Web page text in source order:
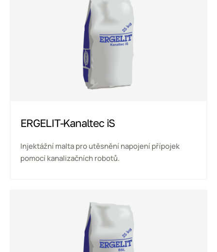
ERGELIT-Kanaltec iS
Injektážní malta pro utěsnění napojení přípojek
pomocí kanalizačních robotů.